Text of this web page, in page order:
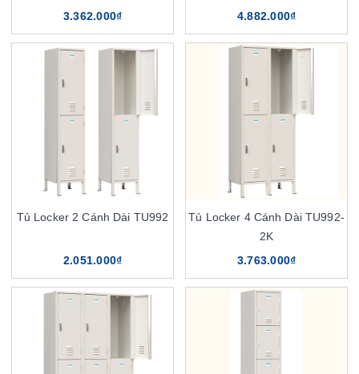
3.362.000₫
4.882.000₫
Tủ Locker 2 Cánh Dài TU992
2.051.000₫
Tủ Locker 4 Cánh Dài TU992-
2K
3.763.000₫